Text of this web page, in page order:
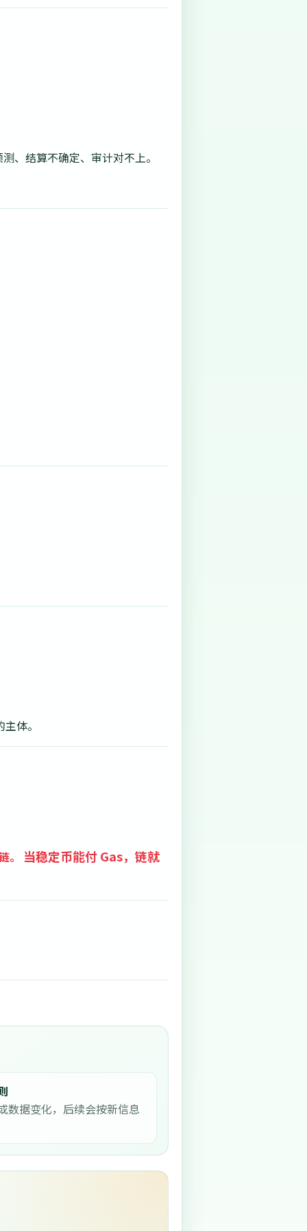
、结算不确定、审计对不上。
体。
。 当稳定币能付 Gas，链就
数据变化，后续会按新信息